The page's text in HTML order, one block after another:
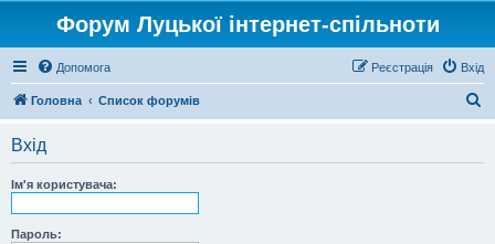
Форум Луцької інтернет-спільноти
Допомога Вхід
Реєстрація
Головна Список форумів
Вхід
Ім'я користувача:
Пароль: